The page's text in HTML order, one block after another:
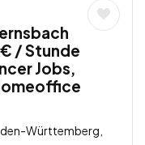
/ Stunde
Jobs,
Württemberg,